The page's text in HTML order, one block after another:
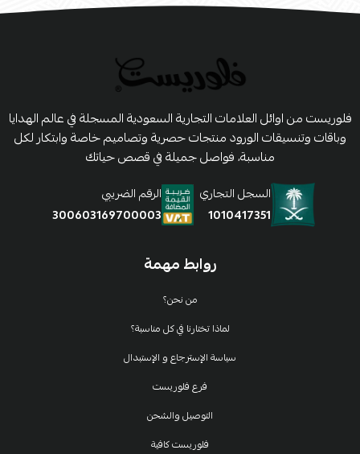
روابط مهمة
من نحن؟
لماذا تختارنا في كل مناسبة؟
سياسة الإسترجاع و الإستبدال
فرع فلوريست
التوصيل والشحن
فلوريست كافية
فلوريست من اوائل العلامات التجارية السعودية المسجلة في عالم الهدايا
وباقات وتنسيقات الورود منتجات حصرية وتصاميم خاصة وابتكار لكل
مناسبة، فواصل جميلة في قصص حياتك
السجل التجاري
1010417351
الرقم الضريبي
300603169700003